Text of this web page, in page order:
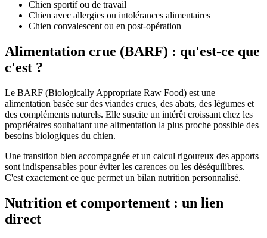
Chien sportif ou de travail
Chien avec allergies ou intolérances alimentaires
Chien convalescent ou en post-opération
Alimentation crue (BARF) : qu'est-ce que
c'est ?
Le BARF (Biologically Appropriate Raw Food) est une
alimentation basée sur des viandes crues, des abats, des légumes et
des compléments naturels. Elle suscite un intérêt croissant chez les
propriétaires souhaitant une alimentation la plus proche possible des
besoins biologiques du chien.
Une transition bien accompagnée et un calcul rigoureux des apports
sont indispensables pour éviter les carences ou les déséquilibres.
C'est exactement ce que permet un bilan nutrition personnalisé.
Nutrition et comportement : un lien
direct